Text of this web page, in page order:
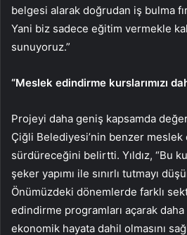
belgesi alarak doğrudan iş bulma
Yani biz sadece eğitim vermekle
sunuyoruz.”
“Meslek edindirme kurslarımızı
Projeyi daha geniş kapsamda
Çiğli Belediyesi’nin benzer meslek
sürdüreceğini belirtti. Yıldız, “Bu
şeker yapımı ile sınırlı tutmayı
Önümüzdeki dönemlerde farklı
edindirme programları açarak daha
ekonomik hayata dahil olmasını